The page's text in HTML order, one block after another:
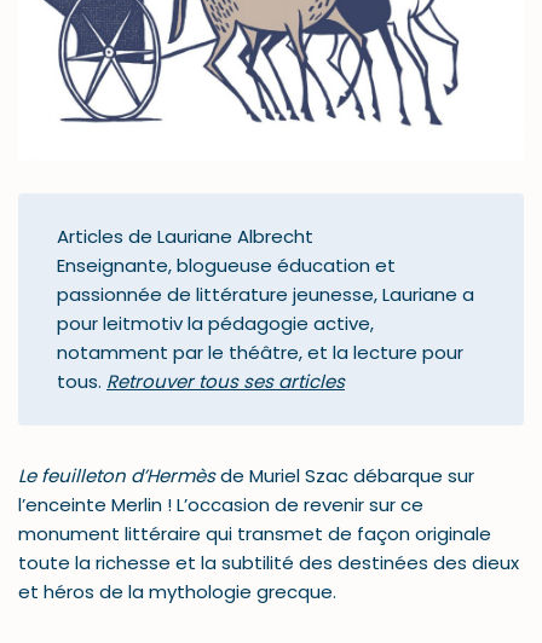
Articles de Lauriane Albrecht
Enseignante, blogueuse éducation et
passionnée de littérature jeunesse, Lauriane a
pour leitmotiv la pédagogie active,
notamment par le théâtre, et la lecture pour
tous. Retrouver tous ses articles
Le feuilleton d’Hermèsde Muriel Szac débarque sur
l’enceinte Merlin ! L’occasion de revenir sur ce
monument littéraire qui transmet de façon originale
toute la richesse et la subtilité des destinées des dieux
et héros de la mythologie grecque.